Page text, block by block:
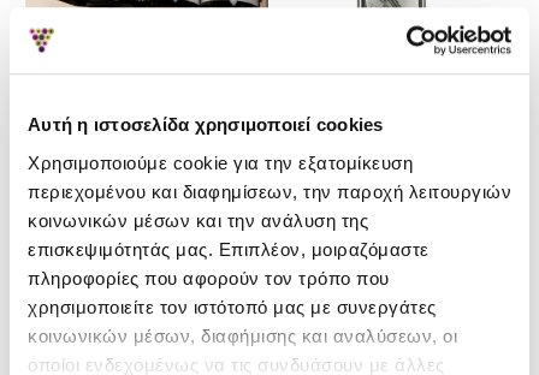
Αυτή η ιστοσελίδα χρησιμοποιεί cookies
Χρησιμοποιούμε cookie για την εξατομίκευση
περιεχομένου και διαφημίσεων, την παροχή λειτουργιών
κοινωνικών μέσων και την ανάλυση της
επισκεψιμότητάς μας. Επιπλέον, μοιραζόμαστε
πληροφορίες που αφορούν τον τρόπο που
χρησιμοποιείτε τον ιστότοπό μας με συνεργάτες
κοινωνικών μέσων, διαφήμισης και αναλύσεων, οι
οποίοι ενδεχομένως να τις συνδυάσουν με άλλες
Οινοποιείο Δουλουφάκης
Δάφνιος Βιδιανό Κάθετη
Συλλογή (Συλλεκτική
κασετίνα)
59.90€
62.00€
Οινοποιείο Silva Daskalaki
Vorinos Λευκός 2022
10.90€